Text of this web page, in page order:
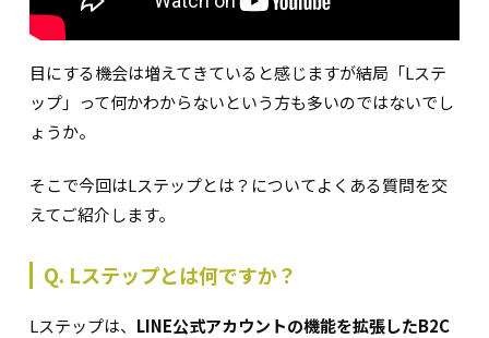
目にする機会は増えてきていると感じますが結局「Lステ
ップ」って何かわからないという方も多いのではないでし
ょうか。
そこで今回はLステップとは？についてよくある質問を交
えてご紹介します。
Q. Lステップとは何ですか？
Lステップは、 LINE公式アカウントの機能を拡張したB2C